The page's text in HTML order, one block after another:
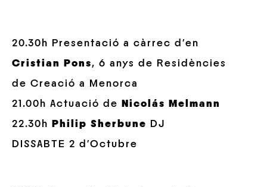
20.30h Presentació a càrrec d’en
Cristian Pons, 6 anys de Residències
de Creació a Menorca
21.00h Actuació de
Nicolás Melmann
22.30h
Philip Sherbune
DJ
DISSABTE 2 d’Octubre